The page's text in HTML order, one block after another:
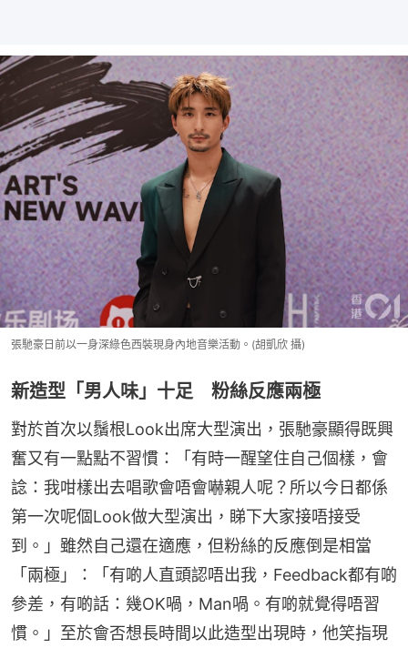
張馳豪日前以一身深綠色西裝現身內地音樂活動。(胡凱欣 攝)
新造型「男人味」十足 粉絲反應兩極
對於首次以鬚根Look出席大型演出，張馳豪顯得既興
奮又有一點點不習慣：「有時一醒望住自己個樣，會
諗：我咁樣出去唱歌會唔會嚇親人呢？所以今日都係
第一次呢個Look做大型演出，睇下大家接唔接受
到。」雖然自己還在適應，但粉絲的反應倒是相當
「兩極」：「有啲人直頭認唔出我，Feedback都有啲
參差，有啲話：幾OK喎，Man喎。有啲就覺得唔習
慣。」至於會否想長時間以此造型出現時，他笑指現